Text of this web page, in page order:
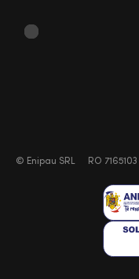
© Enipau SRL RO 7165103